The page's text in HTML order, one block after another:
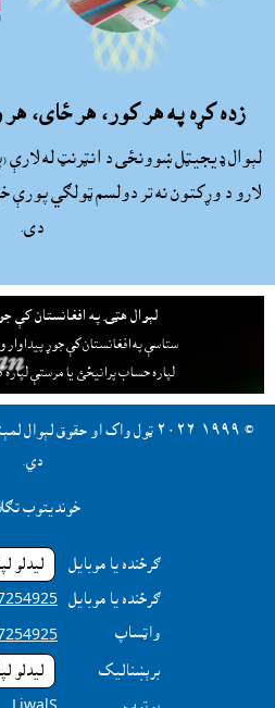
زده کړه په هر کور، هر ځاى،
لېوال ډيجيټل ښوونځى د انټرنټ له لارې
لارو د وړکتون نه تر دولسم ټولګي
دى.
لېوال هټۍ په افغانستان کې
ستاسې په افغانستان کې جوړ پيداوار
لپاره حساب پرانيځئ يا مرستې
© ١٩٩٩-٢٠٢٦ ټول واک او حقوق
دي.
خونديتوب
ګرځنده يا موبايل ليدلو
ګرځنده يا موبايل
واټساپ
برېښناليک ليدلو